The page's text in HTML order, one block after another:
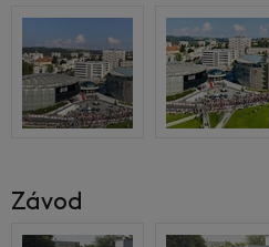
Závod